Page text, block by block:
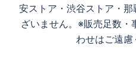
安ストア・渋谷ストア・
ざいません。※販売足数・
わせはご遠慮